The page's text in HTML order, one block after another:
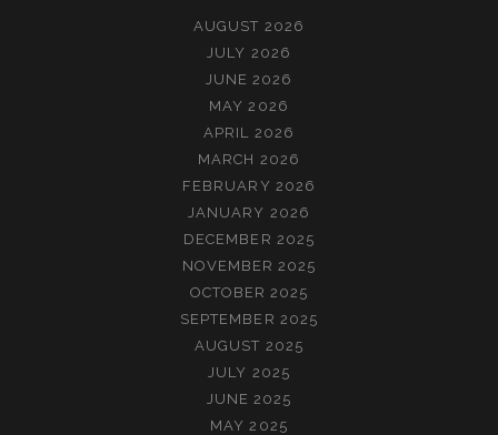
AUGUST 2026
JULY 2026
JUNE 2026
MAY 2026
APRIL 2026
MARCH 2026
FEBRUARY 2026
JANUARY 2026
DECEMBER 2025
NOVEMBER 2025
OCTOBER 2025
SEPTEMBER 2025
AUGUST 2025
JULY 2025
JUNE 2025
MAY 2025